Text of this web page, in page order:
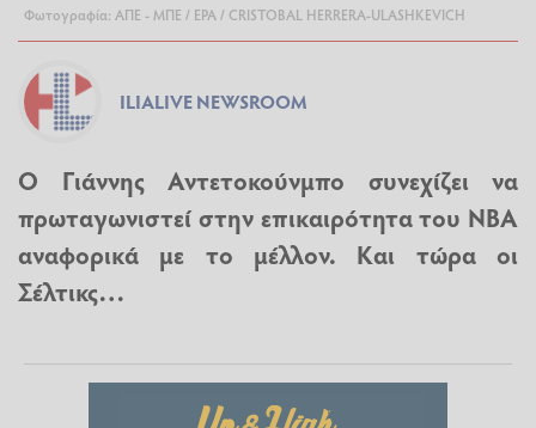
Φωτογραφία: ΑΠΕ - ΜΠΕ / EPA / CRISTOBAL HERRERA-ULASHKEVICH
ILIALIVE NEWSROOM
Ο Γιάννης Αντετοκούνμπο συνεχίζει να
πρωταγωνιστεί στην επικαιρότητα του ΝΒΑ
αναφορικά με το μέλλον. Και τώρα οι
Σέλτικς…